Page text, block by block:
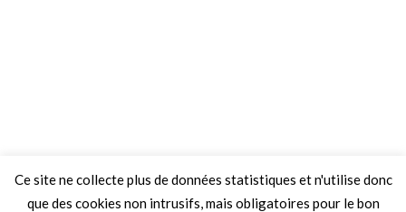
Ce site ne collecte plus de données statistiques et n'utilise donc
que des cookies non intrusifs, mais obligatoires pour le bon